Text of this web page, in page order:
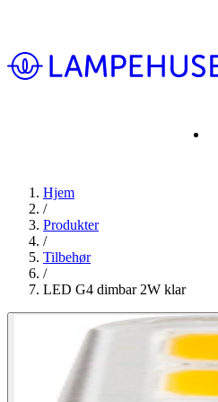
Hjem
/
Produkter
/
Tilbehør
/
LED G4 dimbar 2W klar